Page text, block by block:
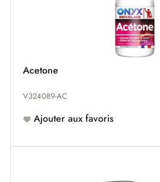
Acetone
V324089-AC
Ajouter aux favoris